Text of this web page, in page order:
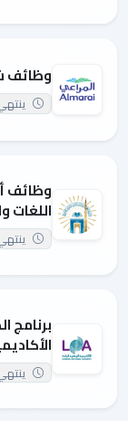
وظائف
ينتهي: 2026-
وظائف
اللغات
ينتهي: 2026-
برنامج
ينتهي: 2026-